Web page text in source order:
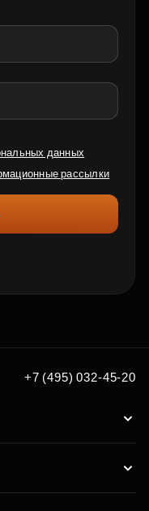
данных
рассылки
+7 (495) 032-45-20